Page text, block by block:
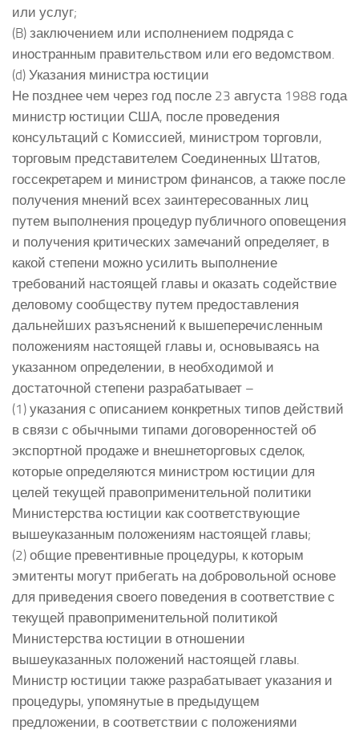
или услуг;
(B) заключением или исполнением подряда с
иностранным правительством или его ведомством.
(d) Указания министра юстиции
Не позднее чем через год после 23 августа 1988 года
министр юстиции США, после проведения
консультаций с Комиссией, министром торговли,
торговым представителем Соединенных Штатов,
госсекретарем и министром финансов, а также после
получения мнений всех заинтересованных лиц
путем выполнения процедур публичного оповещения
и получения критических замечаний определяет, в
какой степени можно усилить выполнение
требований настоящей главы и оказать содействие
деловому сообществу путем предоставления
дальнейших разъяснений к вышеперечисленным
положениям настоящей главы и, основываясь на
указанном определении, в необходимой и
достаточной степени разрабатывает –
(1) указания с описанием конкретных типов действий
в связи с обычными типами договоренностей об
экспортной продаже и внешнеторговых сделок,
которые определяются министром юстиции для
целей текущей правоприменительной политики
Министерства юстиции как соответствующие
вышеуказанным положениям настоящей главы;
(2) общие превентивные процедуры, к которым
эмитенты могут прибегать на добровольной основе
для приведения своего поведения в соответствие с
текущей правоприменительной политикой
Министерства юстиции в отношении
вышеуказанных положений настоящей главы.
Министр юстиции также разрабатывает указания и
процедуры, упомянутые в предыдущем
предложении, в соответствии с положениями